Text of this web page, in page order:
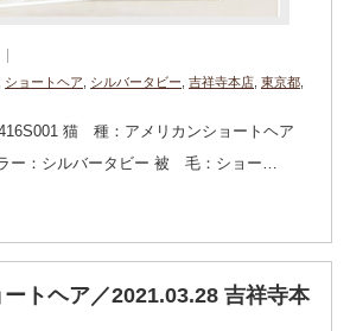
ショートヘア シルバータビー 吉祥寺本店 東京都
猫 種：アメリカンショートヘア
ー：シルバータビー 被 毛：ショー…
トヘア／2021.03.28 吉祥寺本